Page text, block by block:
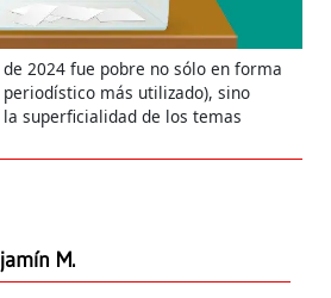
2024 fue pobre no sólo en forma
más utilizado), sino
superficialidad de los temas
M.